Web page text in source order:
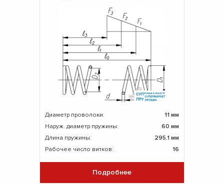
Диаметр проволоки:
11 мм
Наруж. диаметр пружины:
60 мм
Длина пружины:
295.1 мм
Рабочее число витков:
16
Подробнее